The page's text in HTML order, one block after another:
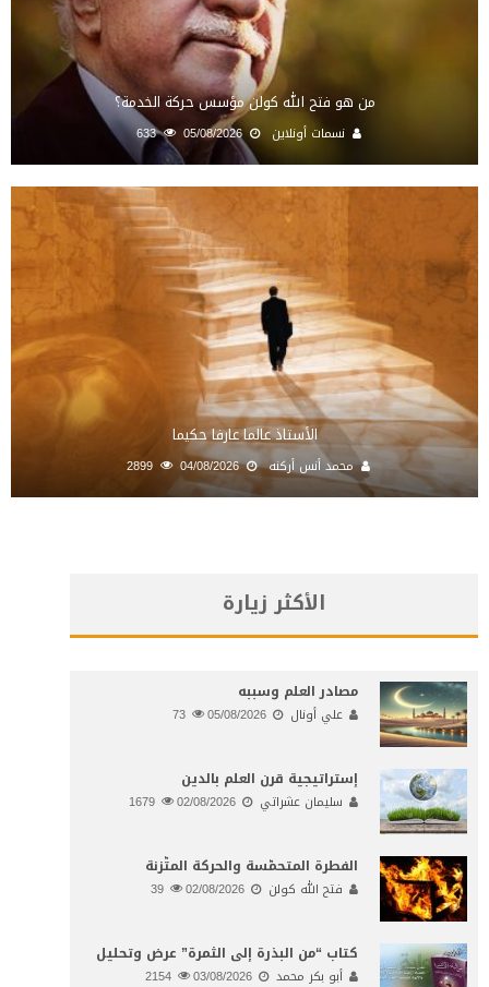
من هو فتح الله كولن مؤسس حركة الخدمة؟
نسمات أونلاين 05/08/2026
633
الأستاذ عالما عارفا حكيما
محمد أنس أركنه 04/08/2026
الأكثر زيارة
مصادر العلم وسببه
علي أونال 05/08/2026
إستراتيجية قرن العلم بالدين
سليمان عشراتي 02/08/2026
الفطرة المتحمّسة والحركة المتّزنة
فتح الله كولن 02/08/2026
كتاب “من البذرة إلى الثمرة” عرض وتحليل
أبو بكر محمد 03/08/2026